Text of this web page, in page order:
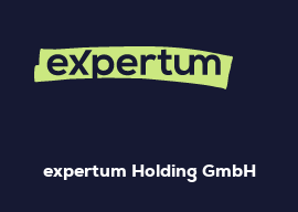
expertum Holding GmbH